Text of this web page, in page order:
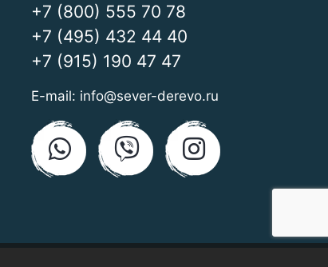
+7 (800) 555 70 78
+7 (495) 432 44 40
+7 (915) 190 47 47
E-mail: info@sever-derevo.ru